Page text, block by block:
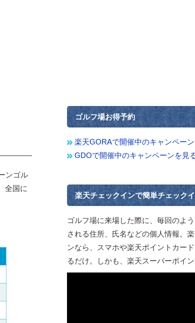
ンゴル
全国に
ゴルフ場お得予約
楽天GORAで開催中のキャンペー
GDOで開催中のキャンペーンを見
楽天チェックインで簡単チェック
ゴルフ場に来場した際に、毎回のよ
される住所、氏名などの個人情報。
ンなら、スマホや楽天ポイントカー
るだけ。しかも、楽天スーパーポイン